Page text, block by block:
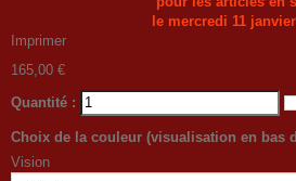
le mercredi 11
Imprimer
165,00 €
Quantité :
Choix de la couleur (visualisation en bas
Vision